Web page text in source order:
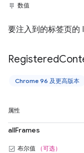
数值
要注入到的标签页的
Registered
Chrome 96 及更高版本
属性
allFrames
布尔值 （可选）